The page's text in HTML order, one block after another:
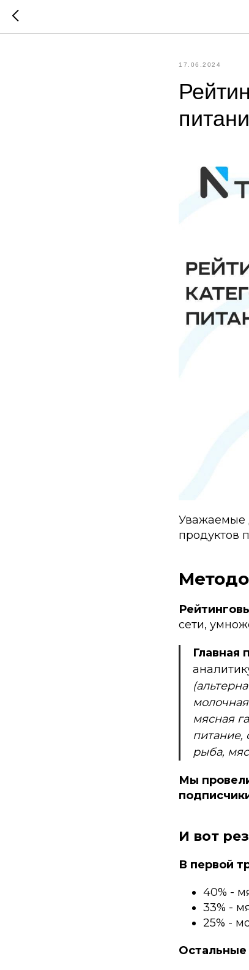
17.06.2024
Уважаемые
продуктов
сети,
Главная
мясная
питание,
рыба,
Мы
И вот
В первой
40% -
33% -
25% -